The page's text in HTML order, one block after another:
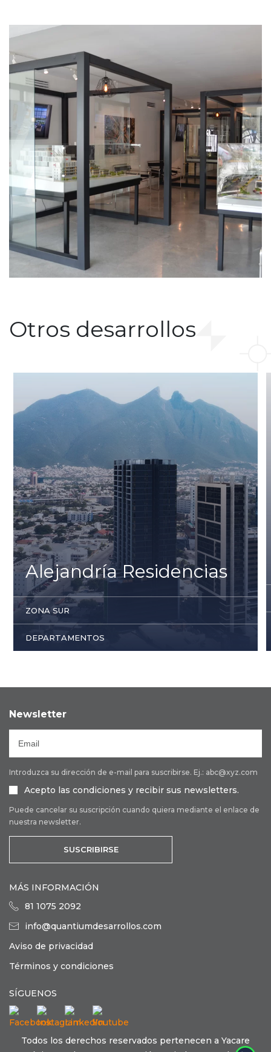
Otros desarrollos
Alejandría Residencias
ZONA SUR
DEPARTAMENTOS
Newsletter
Introduzca su dirección de e-mail para suscribirse. Ej.: abc@xyz.com
Acepto las condiciones y recibir sus newsletters.
Puede cancelar su suscripción cuando quiera mediante el enlace de
nuestra newsletter.
SUSCRIBIRSE
MÁS INFORMACIÓN
81 1075 2092
info@quantiumdesarrollos.com
Aviso de privacidad
Términos y condiciones
SÍGUENOS
FacebookInstagramLinkedInYoutube
Todos los derechos reservados pertenecen a Yacare